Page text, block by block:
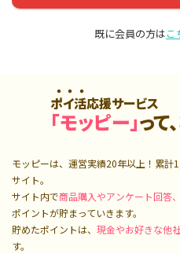
既に会員の方はこ
ポイ活応援サービス
「モッピー」って
モッピーは、運営実績20年以上！累計
サイト。
サイト内で商品購入やアンケート回答
ポイントが貯まっていきます。
貯めたポイントは、 現金やお好きな他
す。